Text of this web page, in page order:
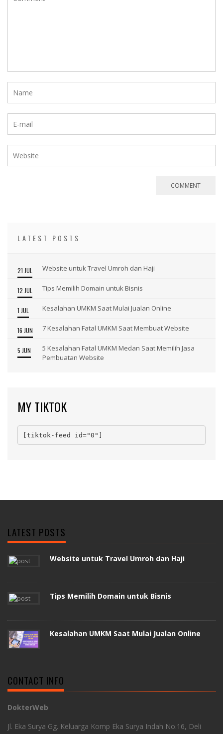
LATEST POSTS
21 JUL Website untuk Travel Umroh dan Haji
12 JUL Tips Memilih Domain untuk Bisnis
1 JUL Kesalahan UMKM Saat Mulai Jualan Online
16 JUN 7 Kesalahan Fatal UMKM Saat Membuat Website
5 JUN
5 Kesalahan Fatal UMKM Medan Saat Memilih Jasa
Pembuatan Website
MY TIKTOK
[tiktok-feed id="0"]
LATEST POSTS
Website untuk Travel Umroh dan Haji
Tips Memilih Domain untuk Bisnis
Kesalahan UMKM Saat Mulai Jualan Online
CONTACT INFO
DokterWeb
Jl. Eka Surya Gg. Keluarga Komp Eka Surya Indah No.16, Deli